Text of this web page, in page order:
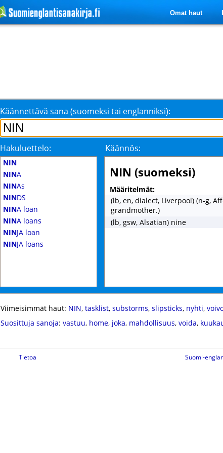
Omat haut
Käännettävä sana (suomeksi tai englanniksi):
Hakuluettelo: Käännös:
NIN
NINA
NINAs
NINDS
NINA loan
NINA loans
NINJA loan
NINJA loans
NIN (suomeksi)
Määritelmät:
(lb, en, dialect, Liverpool) (n-g,
grandmother.)
(lb, gsw, Alsatian) nine
Viimeisimmät haut: NIN, tasklist, substorms, slipsticks, nyhti,
Suosittuja sanoja: vastuu, home, joka, mahdollisuus, voida,
Tietoa Suomi-